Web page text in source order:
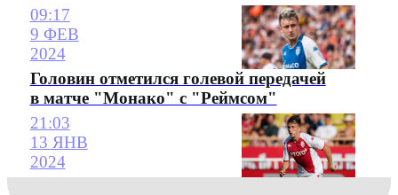
09:17
9 ФЕВ
2024
Головин отметился голевой передачей
в матче "Монако" с "Реймсом"
21:03
13 ЯНВ
2024